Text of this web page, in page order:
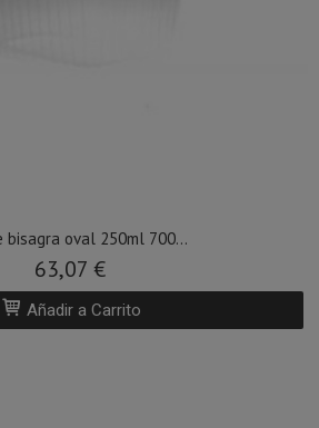
bisagra oval 250ml 700...
63,07 €
Añadir a Carrito